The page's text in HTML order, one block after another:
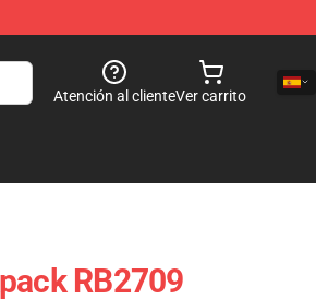
Atención al clienteVer carrito
RB2709